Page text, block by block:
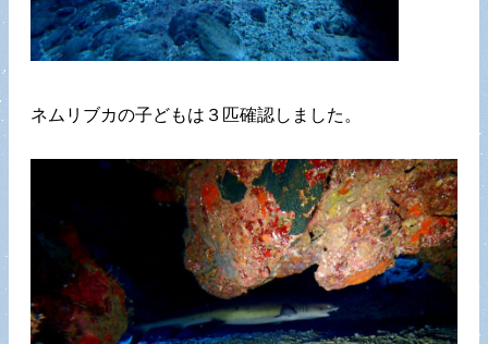
ネムリブカの子どもは３匹確認しました。